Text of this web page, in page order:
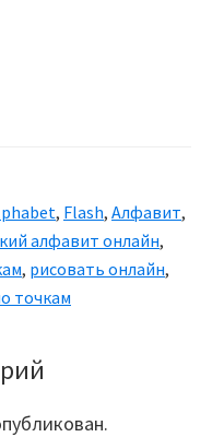
, Flash, Алфавит,
алфавит онлайн,
, рисовать онлайн,
точкам